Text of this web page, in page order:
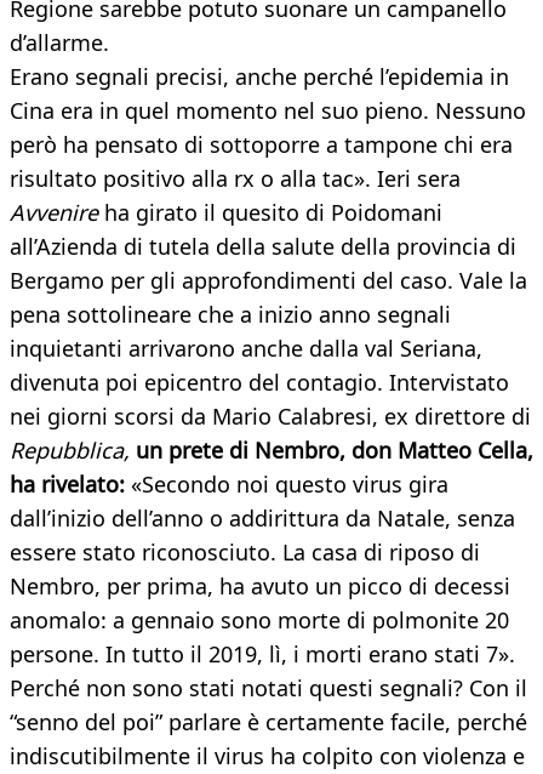
Regione sarebbe potuto suonare un campanello
d’allarme.
Erano segnali precisi, anche perché l’epidemia in
Cina era in quel momento nel suo pieno. Nessuno
però ha pensato di sottoporre a tampone chi era
risultato positivo alla rx o alla tac». Ieri sera
Avvenireha girato il quesito di Poidomani
all’Azienda di tutela della salute della provincia di
Bergamo per gli approfondimenti del caso. Vale la
pena sottolineare che a inizio anno segnali
inquietanti arrivarono anche dalla val Seriana,
divenuta poi epicentro del contagio. Intervistato
nei giorni scorsi da Mario Calabresi, ex direttore di
Repubblica, un prete di Nembro, don Matteo Cella,
ha rivelato: «Secondo noi questo virus gira
dall’inizio dell’anno o addirittura da Natale, senza
essere stato riconosciuto. La casa di riposo di
Nembro, per prima, ha avuto un picco di decessi
anomalo: a gennaio sono morte di polmonite 20
persone. In tutto il 2019, lì, i morti erano stati 7».
Perché non sono stati notati questi segnali? Con il
“senno del poi” parlare è certamente facile, perché
indiscutibilmente il virus ha colpito con violenza e